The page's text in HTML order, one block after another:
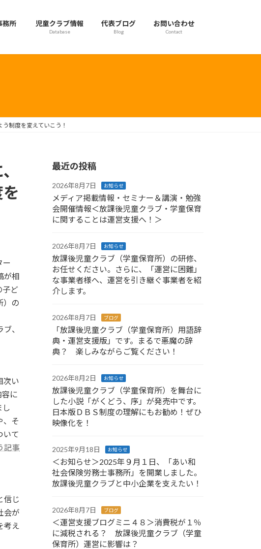
務所 児童クラブ情報
Database
代表ブログ
Blog
お問い合わせ
Contact
制度を変えていこう！
ー
が相
子ど
）の
、
次い
に
、そ
いて
記事
信じ
会が
考え
最近の投稿
2026年8月7日 お知らせ
メディア掲載情報・セミナー＆講演・勉強
会開催情報＜放課後児童クラブ・学童保育
に関することは運営支援へ！＞
2026年8月7日 お知らせ
放課後児童クラブ（学童保育所）の研修、
お任せください。さらに、「運営に困難」
な事業者様へ、運営を引き継ぐ事業者を紹
介します。
2026年8月7日 ブログ
「放課後児童クラブ（学童保育所）用語辞
典・運営支援版」です。まるで悪魔の辞
典？ 楽しみながらご覧ください！
2026年8月2日 お知らせ
放課後児童クラブ（学童保育所）を舞台に
した小説「がくどう、序」が発売中です。
日本版ＤＢＳ制度の理解にもお勧め！ぜひ
映像化を！
2025年9月18日 お知らせ
＜お知らせ＞2025年９月１日、「あい和
社会保険労務士事務所」を開業しました。
放課後児童クラブと中小企業を支えたい！
2026年8月7日 ブログ
＜運営支援ブログミニ４８＞消費税が１％
に減税される？ 放課後児童クラブ（学童
保育所）運営に影響は？